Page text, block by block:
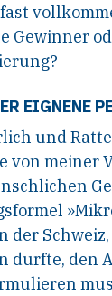
Gewinner
EIGNENE
und
von meiner
der
durfte, den